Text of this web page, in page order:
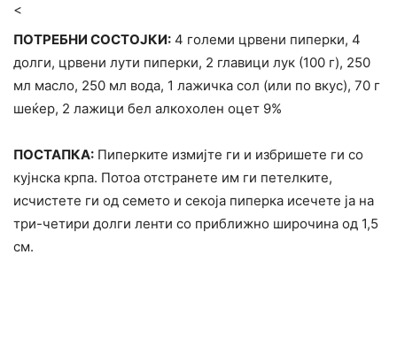
<
ПОТРЕБНИ СОСТОЈКИ: 4 големи црвени пиперки, 4
долги, црвени лути пиперки, 2 главици лук (100 г), 250
мл масло, 250 мл вода, 1 лажичка сол (или по вкус), 70 г
шеќер, 2 лажици бел алкоxолен оцет 9%
ПОСТАПКА: Пиперките измијте ги и избришете ги со
кујнска крпа. Потоа отстранете им ги петелките,
исчистете ги од семето и секоја пиперка исечете ја на
три-четири долги ленти со приближно широчина од 1,5
см.